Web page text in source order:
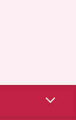
Visa